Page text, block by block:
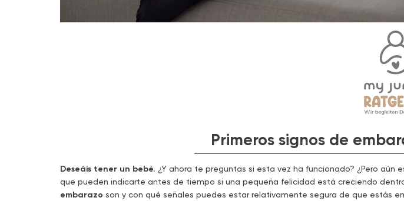
Primeros signos de
Deseáis tener un bebé. ¿Y ahora te preguntas si esta vez ha funcionado? ¿Pero
que pueden indicarte antes de tiempo si una pequeña felicidad está creciendo
embarazo son y con qué señales puedes estar relativamente segura de que estás